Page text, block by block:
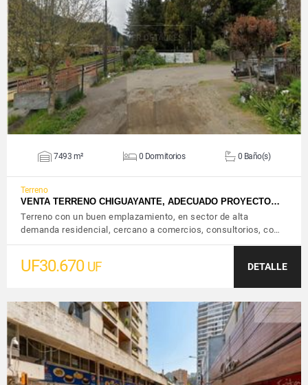
VER DETALLES
7493 m² 0 Dormitorios 0 Baño(s)
Terreno
VENTA TERRENO CHIGUAYANTE, ADECUADO PROYECTO…
Terreno con un buen emplazamiento, en sector de alta
demanda residencial, cercano a comercios, consultorios, co…
UF30.670 UF DETALLE